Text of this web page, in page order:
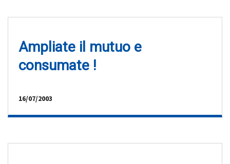
Ampliate il mutuo e
consumate !
16/07/2003